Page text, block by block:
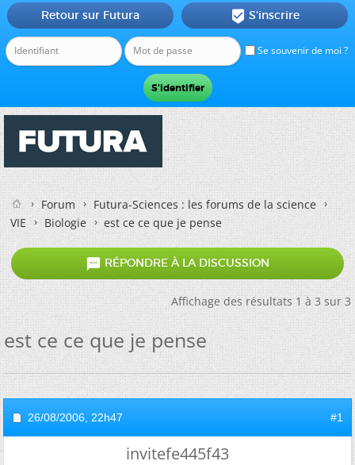
Se souvenir de moi ?
Retour sur Futura  S'inscrire
Forum
Futura-Sciences : les forums de la science
VIE
Biologie est ce ce que je pense
 RÉPONDRE À LA DISCUSSION
Affichage des résultats 1 à 3 sur 3
est ce ce que je pense
26/08/2006, 22h47 #1
invitefe445f43